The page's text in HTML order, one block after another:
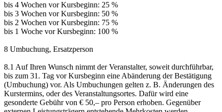
bis 4 Wochen vor Kursbeginn: 25 %
bis 3 Wochen vor Kursbeginn: 50 %
bis 2 Wochen vor Kursbeginn: 75 %
bis 1 Woche vor Kursbeginn: 100 %
8 Umbuchung, Ersatzperson
8.1 Auf Ihren Wunsch nimmt der Veranstalter, soweit durchführbar,
bis zum 31. Tag vor Kursbeginn eine Abänderung der Bestätigung
(Umbuchung) vor. Als Umbuchungen gelten z. B. Änderungen des
Kurstermins, oder des Veranstaltungsortes. Dafür wird eine
gesonderte Gebühr von € 50,– pro Person erhoben. Gegenüber